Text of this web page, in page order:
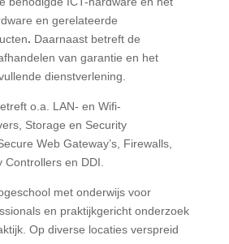
en gerelateerde
. Daarnaast betreft de
van garantie en het
dienstverlening.
o.a. LAN- en Wifi-
Storage en Security
Web Gateway’s, Firewalls,
en DDI.
met onderwijs voor
en praktijkgericht onderzoek
Op diverse locaties verspreid